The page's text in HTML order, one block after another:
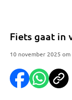
Fiets gaat in
10 november 2025